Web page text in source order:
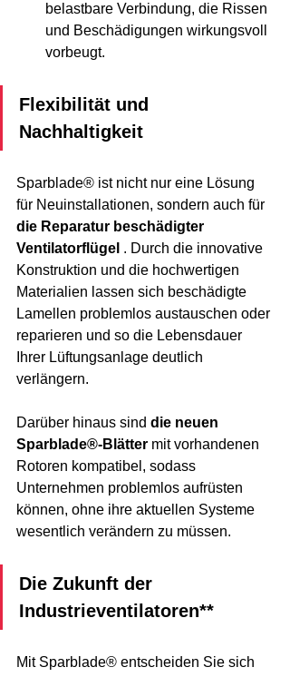
belastbare Verbindung, die Rissen
und Beschädigungen wirkungsvoll
vorbeugt.
Flexibilität und
Nachhaltigkeit
Sparblade® ist nicht nur eine Lösung
für Neuinstallationen, sondern auch für
die Reparatur beschädigter
Ventilatorflügel . Durch die innovative
Konstruktion und die hochwertigen
Materialien lassen sich beschädigte
Lamellen problemlos austauschen oder
reparieren und so die Lebensdauer
Ihrer Lüftungsanlage deutlich
verlängern.
Darüber hinaus sind die neuen
Sparblade®-Blätter mit vorhandenen
Rotoren kompatibel, sodass
Unternehmen problemlos aufrüsten
können, ohne ihre aktuellen Systeme
wesentlich verändern zu müssen.
Die Zukunft der
Industrieventilatoren**
Mit Sparblade® entscheiden Sie sich